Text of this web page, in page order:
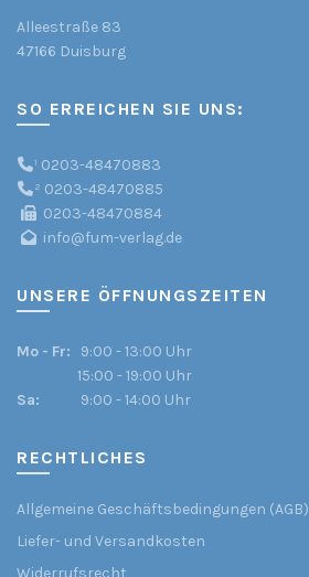
Alleestraße 83
47166 Duisburg
SO ERREICHEN SIE UNS:
¹ 0203-48470883
² 0203-48470885
0203-48470884
info@fum-verlag.de
UNSERE ÖFFNUNGSZEITEN
Mo - Fr:
9:00 - 13:00 Uhr
15:00 - 19:00 Uhr
Sa:
9:00 - 14:00 Uhr
RECHTLICHES
Allgemeine Geschäftsbedingungen (AGB)
Liefer- und Versandkosten
Widerrufsrecht